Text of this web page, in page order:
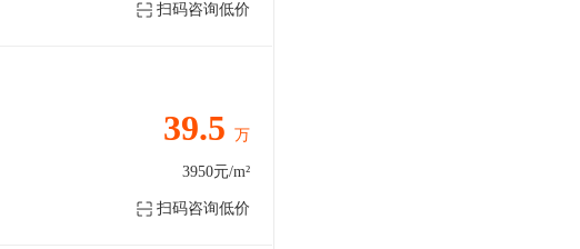
扫码咨询低价
39.5 万
3950元/m²
扫码咨询低价